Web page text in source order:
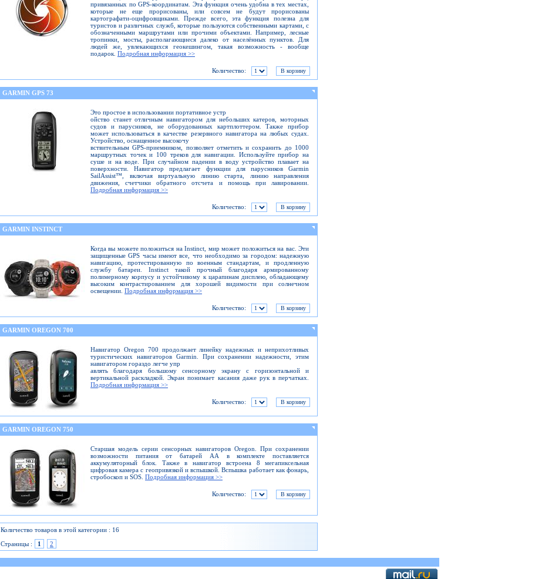
привязанных по GPS-координатам. Эта функция очень удобна в тех местах,
которые не еще прорисованы, или совсем не будут прорисованы
картографати-оцифровщиками. Прежде всего, эта функция полезна для
туристов и различных служб, которые пользуются собственными картами, с
обозначенными маршрутами или прочими объектами. Например, лесные
тропинки, мосты, располагающиеся далеко от населённых пунктов. Для
людей же, увлекающихся геокешингом, такая возможность - вообще
подарок. Подробная информация >>
Количество:
GARMIN GPS 73
Это простое в использовании портативное устр
ойство станет отличным навигатором для небольших катеров, моторных
судов и парусников, не оборудованных картплоттером. Также прибор
может использоваться в качестве резервного навигатора на любых судах.
Устройство, оснащенное высокочу
вствительным GPS-приемником, позволяет отметить и сохранить до 1000
маршрутных точек и 100 треков для навигации. Используйте прибор на
суше и на воде. При случайном падении в воду устройство плавает на
поверхности. Навигатор предлагает функции для парусников Garmin
SailAssist™, включая виртуальную линию старта, линию направления
движения, счетчики обратного отсчета и помощь при лавировании.
Подробная информация >>
Количество:
GARMIN INSTINCT
Когда вы можете положиться на Instinct, мир может положиться на вас. Эти
защищенные GPS часы имеют все, что необходимо за городом: надежную
навигацию, протестированную по военным стандартам, и продленную
службу батареи. Instinct такой прочный благодаря армированному
полимерному корпусу и устойчивому к царапинам дисплею, обладающему
высоким контрастированием для хорошей видимости при солнечном
освещении. Подробная информация >>
Количество:
GARMIN OREGON 700
Навигатор Оregon 700 продолжает линейку надежных и неприхотливых
туристических навигаторов Garmin. При сохранении надежности, этим
навигатором гораздо легче упр
авлять благодаря большому сенсорному экрану с горизонтальной и
вертикальной раскладкой. Экран понимает касания даже рук в перчатках.
Подробная информация >>
Количество:
GARMIN OREGON 750
Старшая модель серии сенсорных навигаторов Oregon. При сохранении
возможности питания от батарей АА в комплекте поставляется
аккумуляторный блок. Также в навигатор встроена 8 мегапиксельная
цифровая камера с геопривязкой и вспышкой. Вспышка работает как фонарь,
стробоскоп и SOS. Подробная информация >>
Количество:
Количество товаров в этой категории : 16
Страницы :
1 2